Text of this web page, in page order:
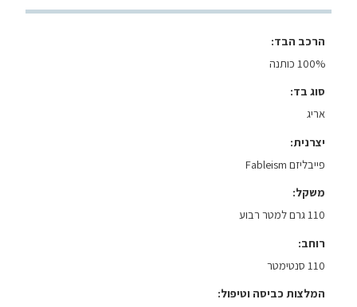
הרכב הבד
100% כותנה
סוג בד
אריג
יצרנית
פייבליזם Fableism
משקל
110 גרם למטר רבוע
רוחב
110 סנטימטר
המלצות כביסה וטיפול